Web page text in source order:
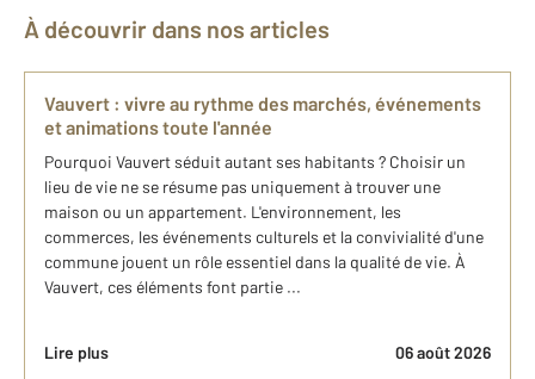
À découvrir dans nos articles
Vauvert : vivre au rythme des marchés, événements
et animations toute l'année
Pourquoi Vauvert séduit autant ses habitants ? Choisir un
lieu de vie ne se résume pas uniquement à trouver une
maison ou un appartement. L'environnement, les
commerces, les événements culturels et la convivialité d'une
commune jouent un rôle essentiel dans la qualité de vie. À
Vauvert, ces éléments font partie ...
Lire plus 06 août 2026